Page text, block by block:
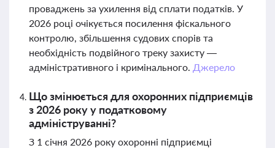
проваджень за ухилення від сплати податків. У
2026 році очікується посилення фіскального
контролю, збільшення судових спорів та
необхідність подвійного треку захисту —
адміністративного і кримінального. Джерело
Що змінюється для охоронних підприємців
з 2026 року у податковому
адмініструванні?
З 1 січня 2026 року охоронні підприємці